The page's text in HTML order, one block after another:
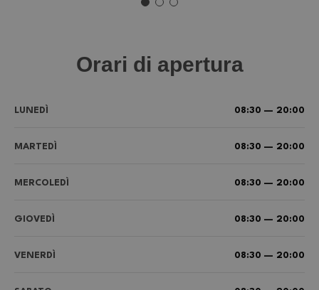
Orari di apertura
LUNEDÌ 08:30 — 20:00
MARTEDÌ 08:30 — 20:00
MERCOLEDÌ 08:30 — 20:00
GIOVEDÌ 08:30 — 20:00
VENERDÌ 08:30 — 20:00